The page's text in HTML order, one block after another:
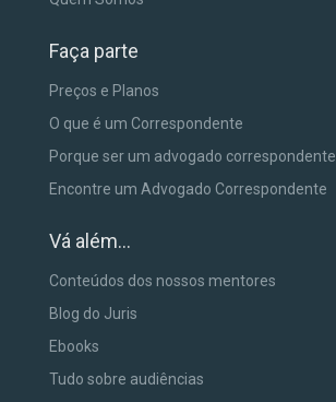
Faça parte
Preços e Planos
O que é um Correspondente
Porque ser um advogado correspondente
Encontre um Advogado Correspondente
Vá além...
Conteúdos dos nossos mentores
Blog do Juris
Ebooks
Tudo sobre audiências